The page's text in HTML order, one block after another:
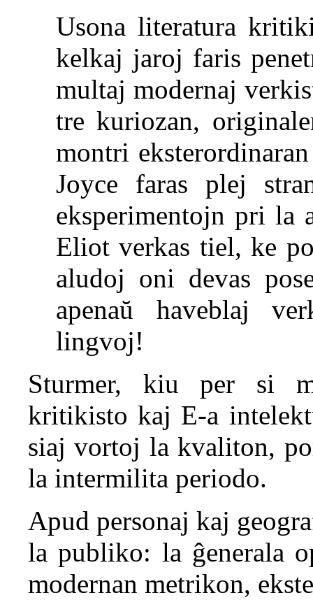
Usona literatura
kelkaj jaroj faris
multaj modernaj
tre kuriozan,
montri
Joyce faras plej
eksperimentojn pri la
Eliot verkas tiel, ke
aludoj oni devas
apenaŭ haveblaj
lingvoj!
Sturmer, kiu per si
kritikisto kaj E-a
siaj vortoj la kvaliton,
la intermilita periodo.
Apud personaj kaj
la publiko: la ĝenerala
modernan metrikon,